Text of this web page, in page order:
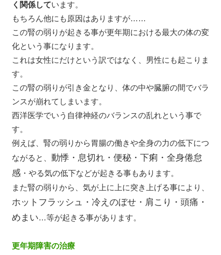
く関係しています。
もちろん他にも原因はありますが……
この腎の弱りが起きる事が更年期における最大の体の変
化という事になります。
これは女性にだけという訳ではなく、男性にも起こりま
す。
この腎の弱りが引き金となり、体の中や臓腑の間でバラ
ンスが崩れてしまいます。
西洋医学でいう自律神経のバランスの乱れという事で
す。
例えば、腎の弱りから胃腸の働きや全身の力の低下につ
ながると、 動悸・息切れ・便秘・下痢・全身倦怠
感・ やる気の低下などが起きる事もあります。
また腎の弱りから、気が上に上に突き上げる事により、
ホットフラッシュ・冷えのぼせ・肩こり・頭痛・
めまい…等が起きる事があります。
更年期障害の治療